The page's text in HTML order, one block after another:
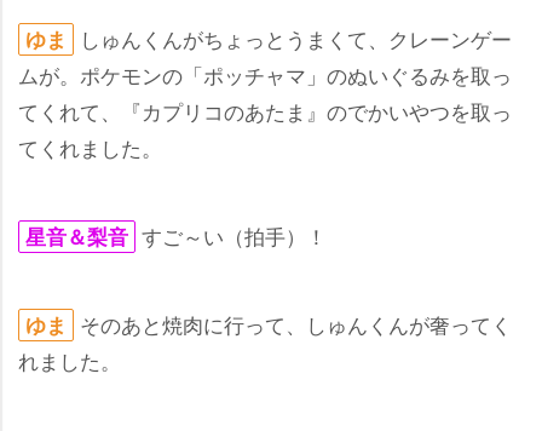
ゆま
しゅんくんがちょっとうまくて、クレーンゲー
ムが。ポケモンの「ポッチャマ」のぬいぐるみを取っ
てくれて、『カプリコのあたま』のでかいやつを取っ
てくれました。
星音＆梨音 すご～い（拍手）！
ゆま
そのあと焼肉に行って、しゅんくんが奢ってく
れました。